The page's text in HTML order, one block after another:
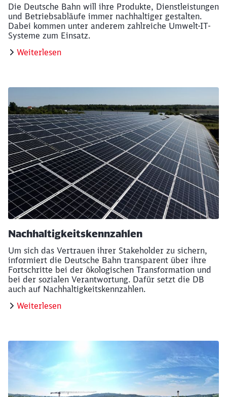
Die Deutsche Bahn will ihre Produkte, Dienstleistungen
und Betriebsabläufe immer nachhaltiger gestalten.
Dabei kommen unter anderem zahlreiche Umwelt-IT-
Systeme zum Einsatz.
Weiterlesen
Nachhaltigkeitskennzahlen
Um sich das Vertrauen ihrer Stakeholder zu sichern,
informiert die Deutsche Bahn transparent über ihre
Fortschritte bei der ökologischen Transformation und
bei der sozialen Verantwortung. Dafür setzt die DB
auch auf Nachhaltigkeitskennzahlen.
Weiterlesen